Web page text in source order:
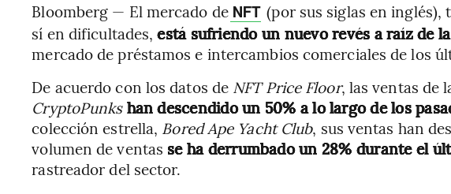
Bloomberg — El mercado de NFT (por sus siglas en inglés),
sí en dificultades,está sufriendo un nuevo revés a raíz de
mercado de préstamos e intercambios comerciales de los
De acuerdo con los datos de NFT Price Floor, las ventas de
CryptoPunks han descendido un 50% a lo largo de los
colección estrella, Bored Ape Yacht Club, sus ventas han
volumen de ventas se ha derrumbado un 28% durante el
rastreador del sector.